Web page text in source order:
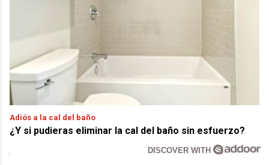
Adiós a la cal del baño
¿Y si pudieras eliminar la cal del baño sin esfuerzo?
DISCOVER WITH